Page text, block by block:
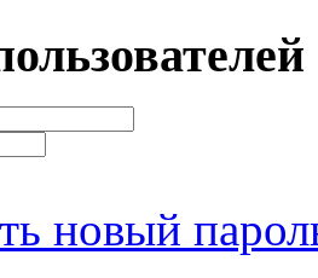
новый